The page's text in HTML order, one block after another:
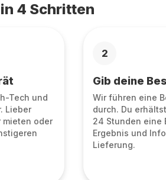
4 Schritten
Tech und
Lieber
mieten oder
2
Gib deine
Wir führen eine
durch. Du
24 Stunden eine
Ergebnis und
Lieferung.